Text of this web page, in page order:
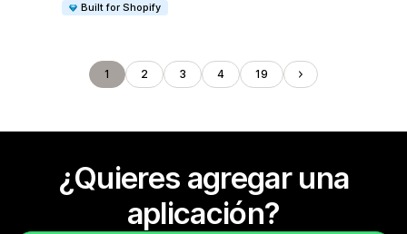
Built for Shopify
1 2 3 4 19
¿Quieres agregar una
aplicación?